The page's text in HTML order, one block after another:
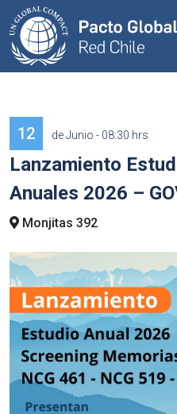
12 de Junio - 08:30 hrs
Lanzamiento
Anuales 2026 –
Monjitas 392